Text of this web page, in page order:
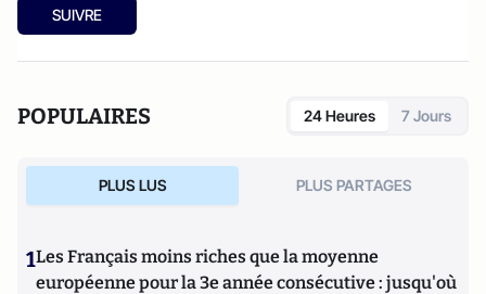
SUIVRE
POPULAIRES 24 Heures 7 Jours
PLUS LUS PLUS PARTAGES
1Les Français moins riches que la moyenne
européenne pour la 3e année consécutive : jusqu'où